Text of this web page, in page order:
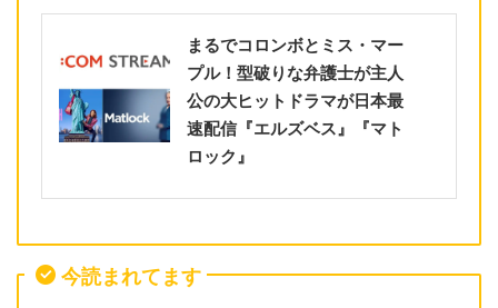
まるでコロンボとミス・マー
プル！型破りな弁護士が主人
公の大ヒットドラマが日本最
速配信『エルズベス』『マト
ロック』
今読まれてます